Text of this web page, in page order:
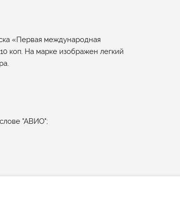
«Первая международная
коп. На марке изображен легкий
"АВИО";